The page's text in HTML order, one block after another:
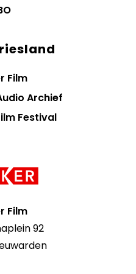
Film
Archief
Festival
Film
92